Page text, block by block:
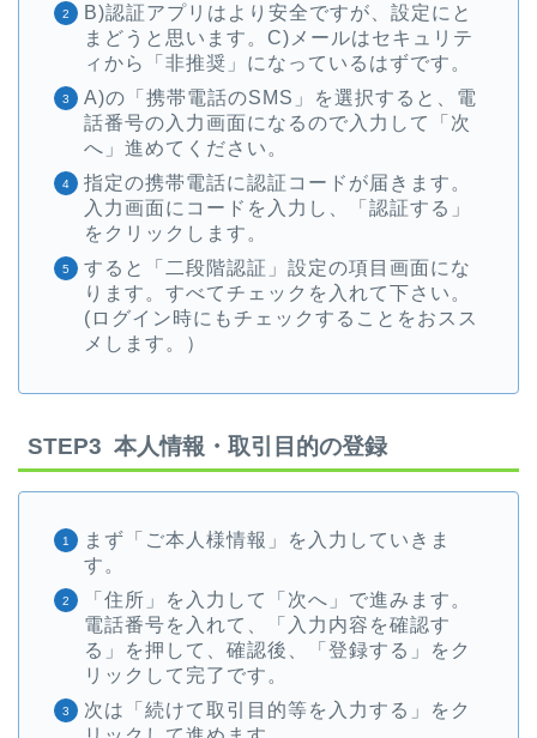
B)認証アプリはより安全ですが、設定にと
まどうと思います。C)メールはセキュリテ
ィから「非推奨」になっているはずです。
A)の「携帯電話のSMS」を選択すると、電
話番号の入力画面になるので入力して「次
へ」進めてください。
指定の携帯電話に認証コードが届きます。
入力画面にコードを入力し、「認証する」
をクリックします。
すると「二段階認証」設定の項目画面にな
ります。すべてチェックを入れて下さい。
(ログイン時にもチェックすることをおスス
メします。）
STEP3 本人情報・取引目的の登録
まず「ご本人様情報」を入力していきま
す。
「住所」を入力して「次へ」で進みます。
電話番号を入れて、「入力内容を確認す
る」を押して、確認後、「登録する」をク
リックして完了です。
次は「続けて取引目的等を入力する」をク